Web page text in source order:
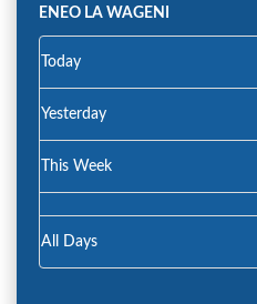
ENEO LA WAGENI
Today
Yesterday
This Week
All Days